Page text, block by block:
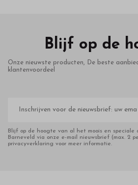
Blijf op de
Onze nieuwste producten, De beste
klantenvoordeel
mailadres
Blijf op de hoogte van al het moois en speciale
Barneveld via onze e-mail nieuwsbrief (max. 2
privacyverklaring voor meer informatie.